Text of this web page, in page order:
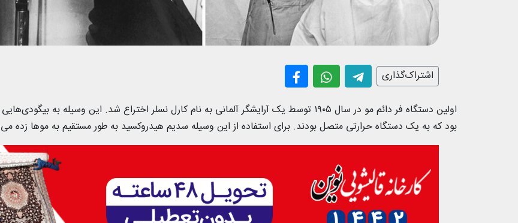
اشتراک‌گذاری
اولین دستگاه فر دائم مو در سال ۱۹۰۵ توسط یک آرایشگر آلمانی به نام کارل نسلر اختراع شد. این وسیله به
بود که به یک دستگاه حرارتی متصل بودند. برای استفاده از این وسیله سدیم هیدروکسید به طور مستقیم به موها زده